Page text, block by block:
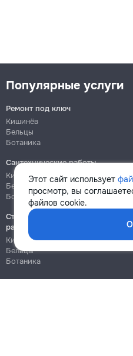
Этот сайт использует
просмотр, вы
файлов cookie.
Популярные услуги
Ремонт под ключ
Кишинёв
Бельцы
Ботаника
Сантехнические работы
Кишинёв
Бельцы
Ботаника
Строительно-монтажные
работы
Кишинёв
Бельцы
Ботаника